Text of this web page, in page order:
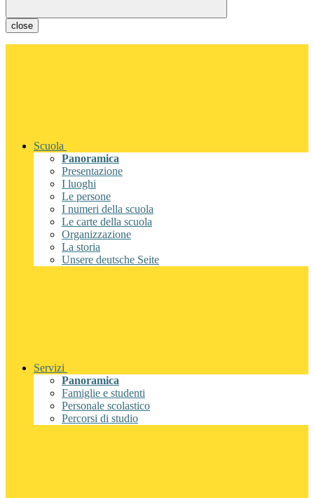
close
Scuola
Panoramica
Presentazione
I luoghi
Le persone
I numeri della scuola
Le carte della scuola
Organizzazione
La storia
Unsere deutsche Seite
Servizi
Panoramica
Famiglie e studenti
Personale scolastico
Percorsi di studio